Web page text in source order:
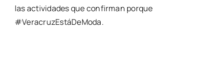
las actividades que confirman porque
#VeracruzEstáDeModa.